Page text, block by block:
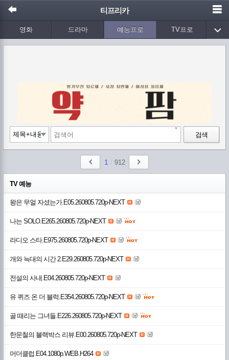
티프리카
영화 드라마 예능프로 TV프로
애니메이션 음악 Wetv
검색
1 912
TV 예능
왕은 무얼 자셨는가.E05.260805.720p-NEXT
나는 SOLO.E265.260805.720p-NEXT
라디오 스타.E975.260805.720p-NEXT
개와 늑대의 시간 2.E29.260805.720p-NEXT
전설의 사내.E04.260805.720p-NEXT
유 퀴즈 온 더 블럭.E354.260805.720p-NEXT
골 때리는 그녀들.E226.260805.720p-NEXT
한문철의 블랙박스 리뷰.E00.260805.720p-NEXT
머더클럽.E04.1080p.WEB.H264